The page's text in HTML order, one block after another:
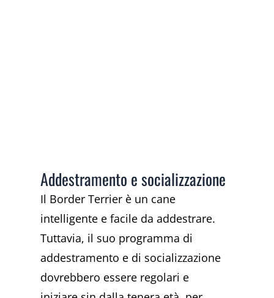
Addestramento e socializzazione
Il Border Terrier è un cane
intelligente e facile da addestrare.
Tuttavia, il suo programma di
addestramento e di socializzazione
dovrebbero essere regolari e